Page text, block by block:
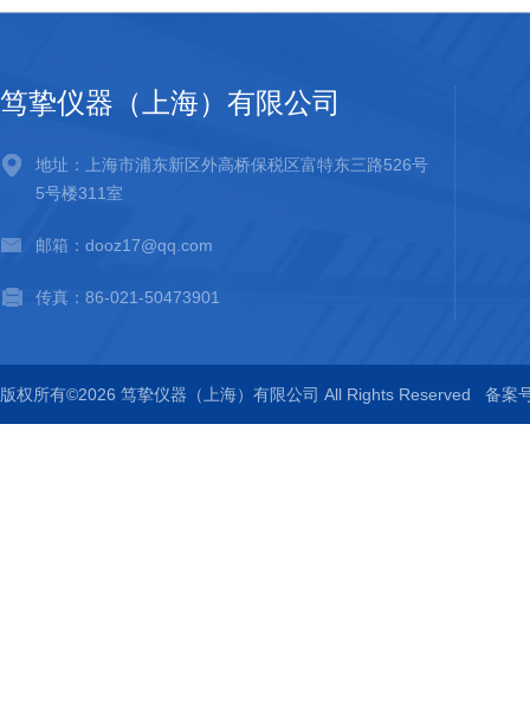
笃挚仪器（上海）有限公司
地址：上海市浦东新区外高桥保税区富特东三路526号
5号楼311室
邮箱：dooz17@qq.com
传真：86-021-50473901
版权所有©2026 笃挚仪器（上海）有限公司 All Rights Reserved 备案